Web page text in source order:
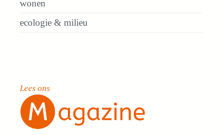
wonen
ecologie & milieu
Lees ons